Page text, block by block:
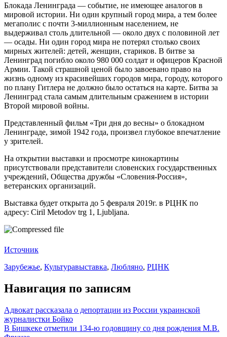
Блокада Ленинграда — событие, не имеющее аналогов в
мировой истории. Ни один крупный город мира, а тем более
мегаполис с почти 3-миллионным населением, не
выдерживал столь длительной — около двух с половиной лет
— осады. Ни один город мира не потерял столько своих
мирных жителей: детей, женщин, стариков. В битве за
Ленинград погибло около 980 000 солдат и офицеров Красной
Армии. Такой страшной ценой было завоевано право на
жизнь одному из красивейших городов мира, городу, которого
по плану Гитлера не должно было остаться на карте. Битва за
Ленинград стала самым длительным сражением в истории
Второй мировой войны.
Представленный фильм «Три дня до весны» о блокадном
Ленинграде, зимой 1942 года, произвел глубокое впечатление
у зрителей.
На открытии выставки и просмотре кинокартины
присутствовали представители словенских государственных
учреждений, Общества дружбы «Словения-Россия»,
ветеранских организаций.
Выставка будет открыта до 5 февраля 2019г. в РЦНК по
адресу: Ciril Metodov trg 1, Ljubljana.
Источник
Зарубежье, Культуравыставка, Любляно, РЦНК
Навигация по записям
Адвокат рассказала о депортации из России украинской
журналистки Бойко
В Бишкеке отметили 134-ю годовщину со дня рождения М.В.